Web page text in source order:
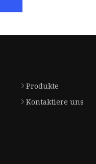
Produkte
Kontaktiere uns